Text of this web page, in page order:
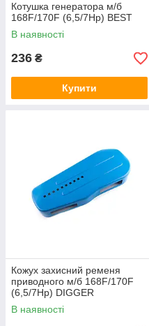
Котушка генератора м/б
168F/170F (6,5/7Hp) BEST
В наявності
236 ₴
Купити
Кожух захисний ременя
приводного м/б 168F/170F
(6,5/7Hp) DIGGER
В наявності